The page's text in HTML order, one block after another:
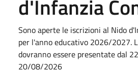
d'Infanzia
Sono aperte le iscrizioni al Nido
per l'anno educativo 2026/2027.
dovranno essere presentate dal
20/08/2026